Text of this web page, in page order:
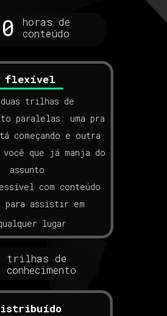
flexível
trilhas de
paralelas: uma pra
começando e outra
você que já manja do
assunto
com conteúdo
para assistir em
lugar
horas de
conteúdo
trilhas de
conhecimento